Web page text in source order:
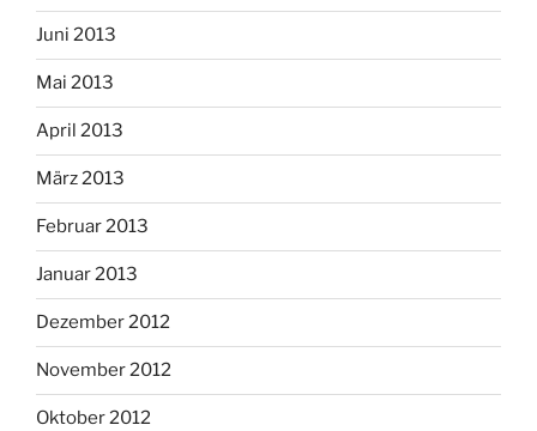
Juni 2013
Mai 2013
April 2013
März 2013
Februar 2013
Januar 2013
Dezember 2012
November 2012
Oktober 2012